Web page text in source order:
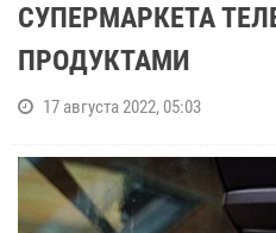
СУПЕРМАРКЕТА
ПРОДУКТАМИ
17 августа 2022, 05:03